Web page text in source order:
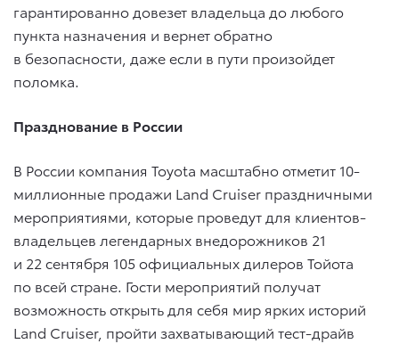
гарантированно довезет владельца до любого
пункта назначения и вернет обратно
в безопасности, даже если в пути произойдет
поломка.
Празднование в России
В России компания Toyota масштабно отметит 10-
миллионные продажи Land Cruiser праздничными
мероприятиями, которые проведут для клиентов-
владельцев легендарных внедорожников 21
и 22 сентября 105 официальных дилеров Тойота
по всей стране. Гости мероприятий получат
возможность открыть для себя мир ярких историй
Land Cruiser, пройти захватывающий тест-драйв